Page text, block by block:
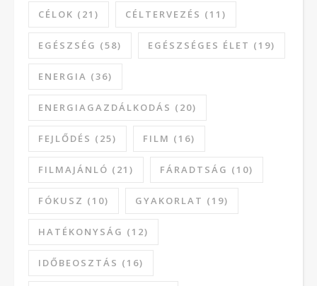
CÉLOK (21) CÉLTERVEZÉS (11)
EGÉSZSÉG (58) EGÉSZSÉGES ÉLET (19)
ENERGIA (36)
ENERGIAGAZDÁLKODÁS (20)
FEJLŐDÉS (25) FILM (16)
FILMAJÁNLÓ (21) FÁRADTSÁG (10)
FÓKUSZ (10) GYAKORLAT (19)
HATÉKONYSÁG (12)
IDŐBEOSZTÁS (16)